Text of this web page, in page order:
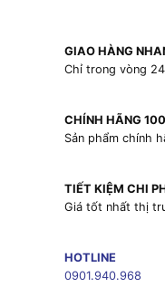
GIAO HÀNG
Chỉ trong vòng
CHÍNH HÃNG
Sản phẩm chính
TIẾT KIỆM CHI
Giá tốt nhất thị
HOTLINE
0901.940.968